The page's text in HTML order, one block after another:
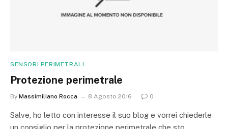
SENSORI PERIMETRALI
Protezione perimetrale
By Massimiliano Rocca 8 Agosto 2016 0
Salve, ho letto con interesse il suo blog e vorrei chiederle
un consiglio per la protezione perimetrale che sto